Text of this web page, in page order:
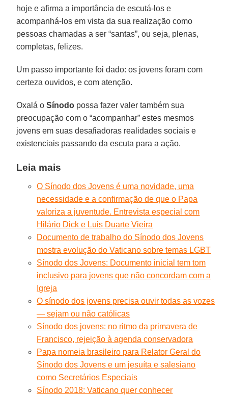
hoje e afirma a importância de escutá-los e
acompanhá-los em vista da sua realização como
pessoas chamadas a ser “santas”, ou seja, plenas,
completas, felizes.
Um passo importante foi dado: os jovens foram com
certeza ouvidos, e com atenção.
Oxalá oSínodo possa fazer valer também sua
preocupação com o “acompanhar” estes mesmos
jovens em suas desafiadoras realidades sociais e
existenciais passando da escuta para a ação.
Leia mais
O Sínodo dos Jovens é uma novidade, uma
necessidade e a confirmação de que o Papa
valoriza a juventude. Entrevista especial com
Hilário Dick e Luis Duarte Vieira
Documento de trabalho do Sínodo dos Jovens
mostra evolução do Vaticano sobre temas LGBT
Sínodo dos Jovens: Documento inicial tem tom
inclusivo para jovens que não concordam com a
Igreja
O sínodo dos jovens precisa ouvir todas as vozes
— sejam ou não católicas
Sínodo dos jovens: no ritmo da primavera de
Francisco, rejeição à agenda conservadora
Papa nomeia brasileiro para Relator Geral do
Sínodo dos Jovens e um jesuíta e salesiano
como Secretários Especiais
Sínodo 2018: Vaticano quer conhecer